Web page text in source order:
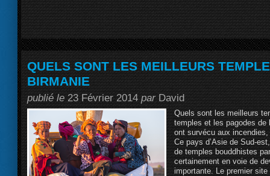
QUELS SONT LES MEILLEURS
BIRMANIE
publié le 23 Février 2014 parDavid
Quels sont les meilleurs
temples et les pagodes de
ont survécu aux
Ce pays d’Asie de Sud-
de temples bouddhistes
certainement en voie de
importante. Le premier site